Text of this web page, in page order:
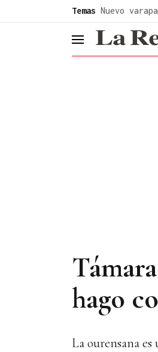
Temas Nuevo
header.menu.open
hago
La ourensana